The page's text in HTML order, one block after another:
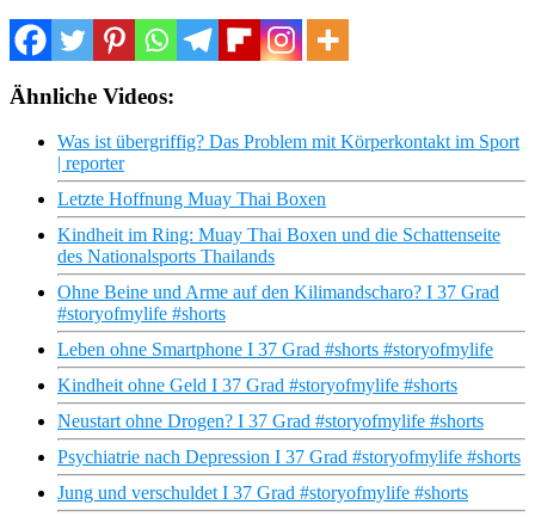
Ähnliche Videos:
Was ist übergriffig? Das Problem mit Körperkontakt im Sport
| reporter
Letzte Hoffnung Muay Thai Boxen
Kindheit im Ring: Muay Thai Boxen und die Schattenseite
des Nationalsports Thailands
Ohne Beine und Arme auf den Kilimandscharo? I 37 Grad
#storyofmylife #shorts
Leben ohne Smartphone I 37 Grad #shorts #storyofmylife
Kindheit ohne Geld I 37 Grad #storyofmylife #shorts
Neustart ohne Drogen? I 37 Grad #storyofmylife #shorts
Psychiatrie nach Depression I 37 Grad #storyofmylife #shorts
Jung und verschuldet I 37 Grad #storyofmylife #shorts